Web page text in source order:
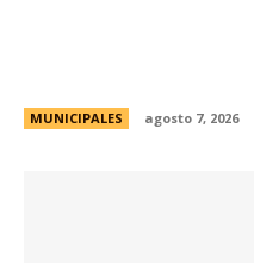
MUNICIPALES agosto 7, 2026